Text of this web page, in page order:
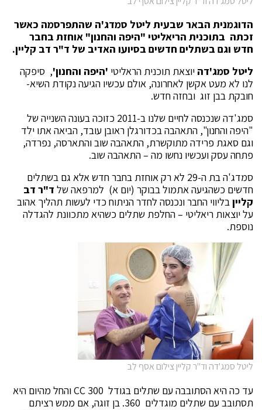
הדוגמנית הבאר שבעית ליטל סמדג'ה שהתפרסמה כאשר
זכתה בתוכנית הריאליטי "היפה והחנון" אוחזת בחבר
חדש וגם בשתלים חדשים בסיועו האדיב של ד"ר דב קליין.
ליטל סמג'דהיוצאת תוכנית הראליטי 'היפה והחנון', סיפקה
לנו לא מעט אקשן לאחרונה, אולם עכשיו הגיעה נקודת השיא-
חובקת בבן זוג ובחזה חדש.
סמג'דה שנכנסה לחיים שלנו ב-2011 כזוכה בעונה השנייה של
"היפה והחנון", התאהבה בכדורגלן ראובן עובד, הביאה אתו ילד
וגם סאגת פרידה מתוקשרת, התאהבה שוב והתארסה, נפרדה,
פתחה עסק ועכשיו נחשו מה – התאהבה שוב.
סמדג'ה בת ה-29 לא רק אוחזת בחבר חדש אלא גם בשתלים
חדשים כשהגיעה אתמול בבוקר (יום א) למרפאה של ד"ר דב
קלייןבליווי החבר ונכנסה לחדר הניתוח כדי לעשות תהליך אהוב
על יוצאות ריאליטי – החלפת שתלים כשהיא מתכוונת להגדלה
נוספת.
ליטל סמג'דה וד"ר קליין צילום אסף לב
עד כה היא הסתובבה עם שתלים בגודל 300 CC והחל מהיום היא
תסתובב עם שתלים מוגדלים 360. בן זוגה, אם ממש רציתם